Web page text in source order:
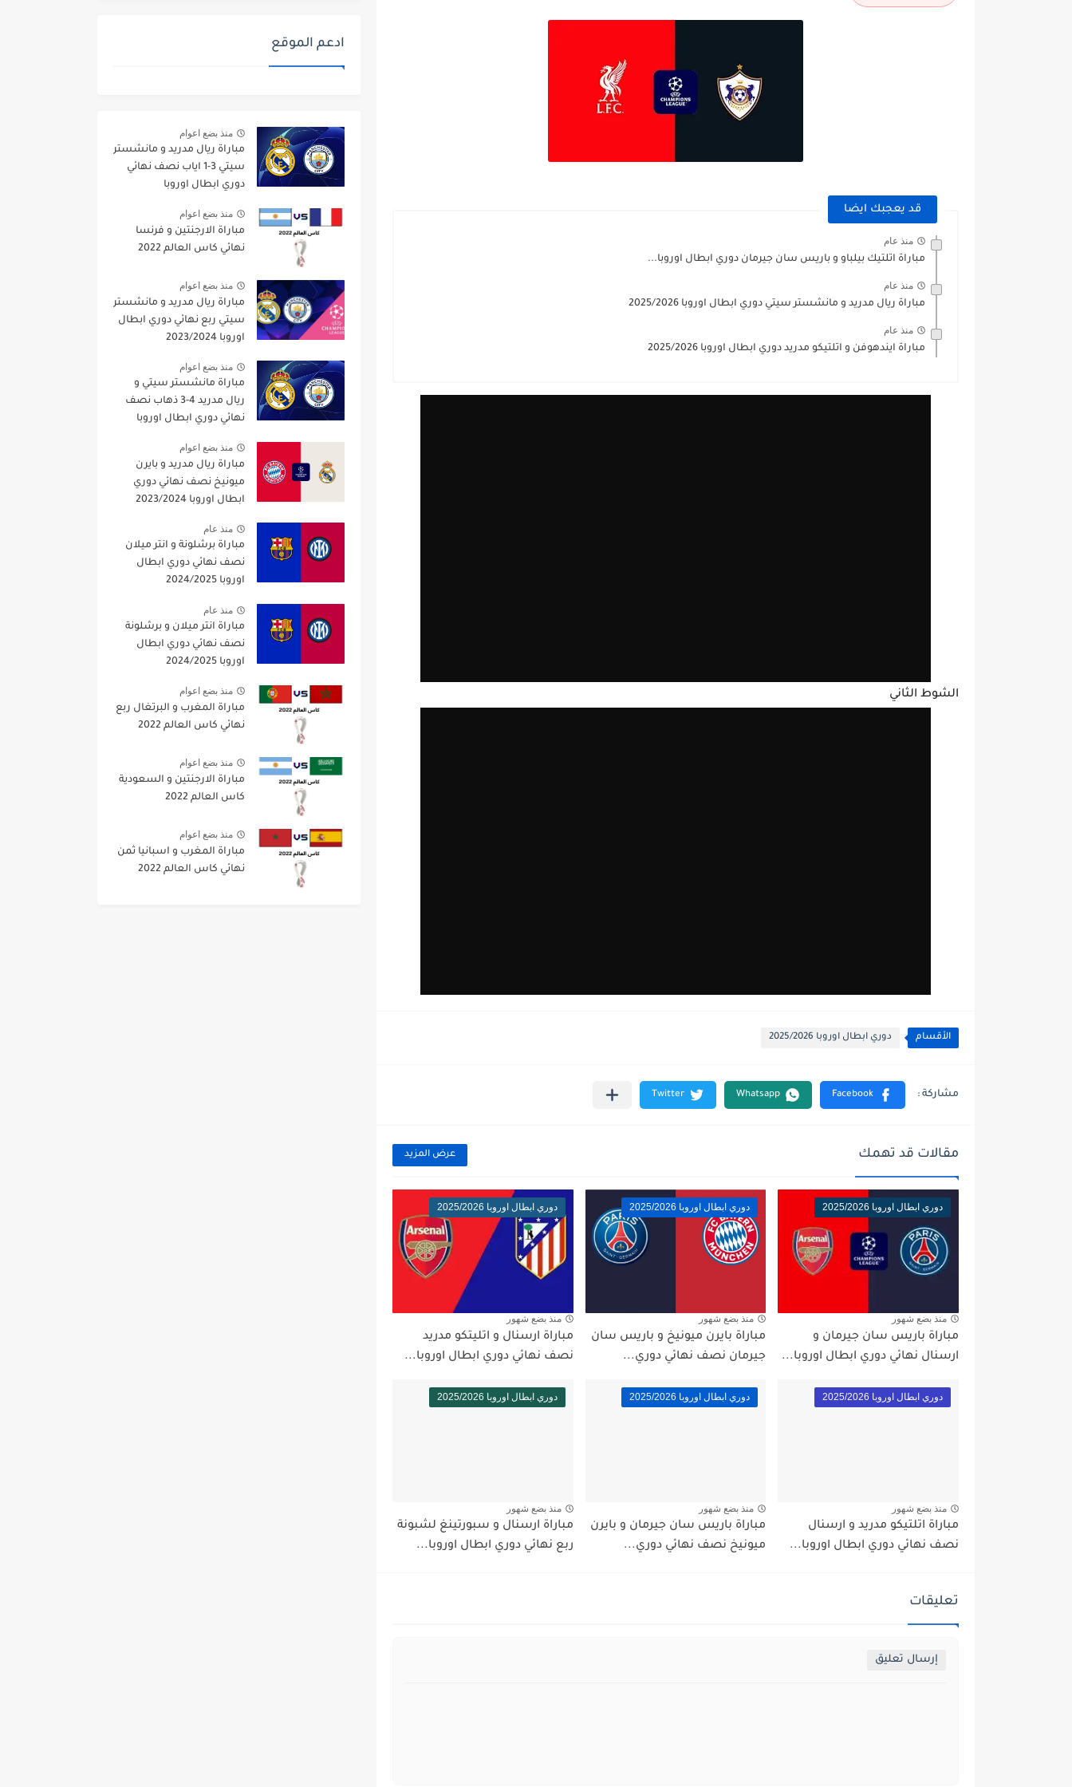
قد يعجبك ايضا
منذ عام
مباراة اتلتيك بيلباو و باريس سان جيرمان دوري ابطال اوروبا...
منذ عام
مباراة ريال مدريد و مانشستر سيتي دوري ابطال اوروبا 2025/2026
منذ عام
مباراة ايندهوفن و اتلتيكو مدريد دوري ابطال اوروبا 2025/2026
الشوط الثاني
الأقسام دوري ابطال اوروبا 2025/2026
مقالات قد تهمك عرض المزيد
دوري ابطال اوروبا 2025/2026
منذ بضع شهور
مباراة باريس سان جيرمان و
ارسنال نهائي دوري ابطال اوروبا...
دوري ابطال اوروبا 2025/2026
منذ بضع شهور
مباراة بايرن ميونيخ و باريس سان
جيرمان نصف نهائي دوري...
دوري ابطال اوروبا 2025/2026
منذ بضع شهور
مباراة ارسنال و اتليتكو مدريد
نصف نهائي دوري ابطال اوروبا...
دوري ابطال اوروبا 2025/2026
منذ بضع شهور
مباراة اتلتيكو مدريد و ارسنال
نصف نهائي دوري ابطال اوروبا...
دوري ابطال اوروبا 2025/2026
منذ بضع شهور
مباراة باريس سان جيرمان و بايرن
ميونيخ نصف نهائي دوري...
دوري ابطال اوروبا 2025/2026
منذ بضع شهور
مباراة ارسنال و سبورتينغ لشبونة
ربع نهائي دوري ابطال اوروبا...
تعليقات
إرسال تعليق
ادعم الموقع
منذ بضع اعوام
مباراة ريال مدريد و مانشستر
سيتي 3-1 اياب نصف نهائي
دوري ابطال اوروبا
منذ بضع اعوام
مباراة الارجنتين و فرنسا
نهائي كاس العالم 2022
منذ بضع اعوام
مباراة ريال مدريد و مانشستر
سيتي ربع نهائي دوري ابطال
اوروبا 2023/2024
منذ بضع اعوام
مباراة مانشستر سيتي و
ريال مدريد 4-3 ذهاب نصف
نهائي دوري ابطال اوروبا
منذ بضع اعوام
مباراة ريال مدريد و بايرن
ميونيخ نصف نهائي دوري
ابطال اوروبا 2023/2024
منذ عام
مباراة برشلونة و انتر ميلان
نصف نهائي دوري ابطال
اوروبا 2024/2025
منذ عام
مباراة انتر ميلان و برشلونة
نصف نهائي دوري ابطال
اوروبا 2024/2025
منذ بضع اعوام
مباراة المغرب و البرتغال ربع
نهائي كاس العالم 2022
منذ بضع اعوام
مباراة الارجنتين و السعودية
كاس العالم 2022
منذ بضع اعوام
مباراة المغرب و اسبانيا ثمن
نهائي كاس العالم 2022